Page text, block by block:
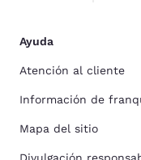
Ayuda
Atención al cliente
Información de
Mapa del sitio